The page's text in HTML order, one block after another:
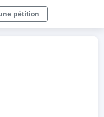
pétition